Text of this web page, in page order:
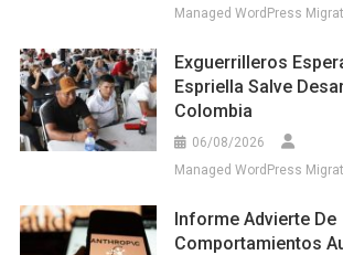
Managed WordPress
Exguerrilleros
Espriella Salve
Colombia
06/08/2026
Managed WordPress
Informe Advierte De
Comportamientos